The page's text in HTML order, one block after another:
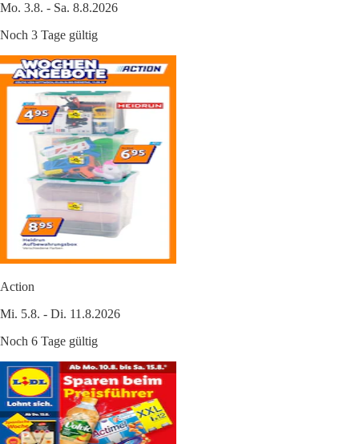
Mo. 3.8. - Sa. 8.8.2026
Noch 3 Tage gültig
Action
Mi. 5.8. - Di. 11.8.2026
Noch 6 Tage gültig